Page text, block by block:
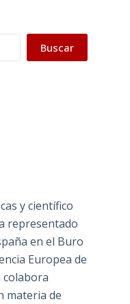
Buscar
y científico
representado
en el Buro
Europea de
colabora
materia de